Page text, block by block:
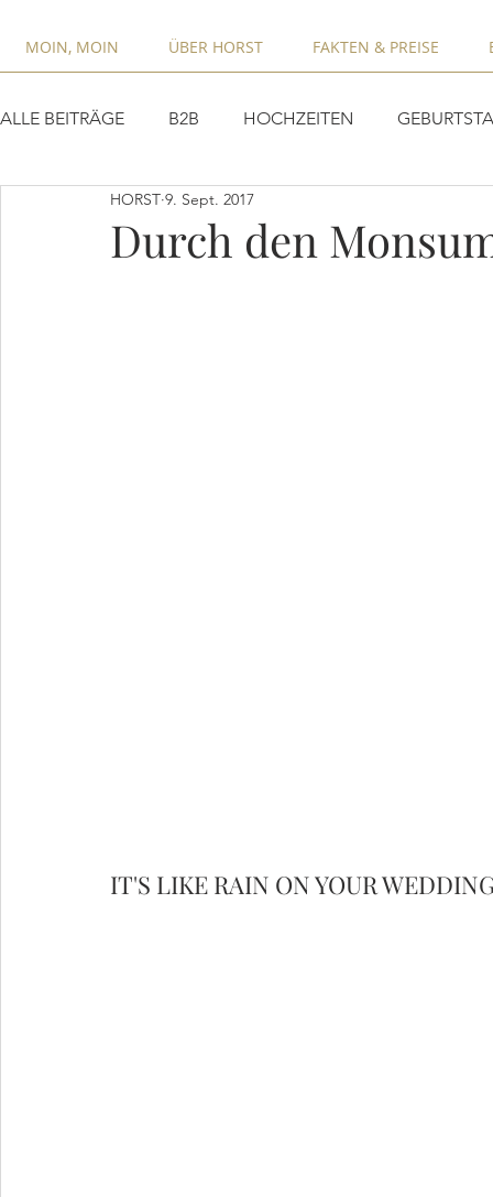
MOIN, MOIN ÜBER HORST FAKTEN & PREISE
ALLE BEITRÄGE B2B HOCHZEITEN
Durch den
HORST 9. Sept. 2017
IT'S LIKE RAIN ON YOUR